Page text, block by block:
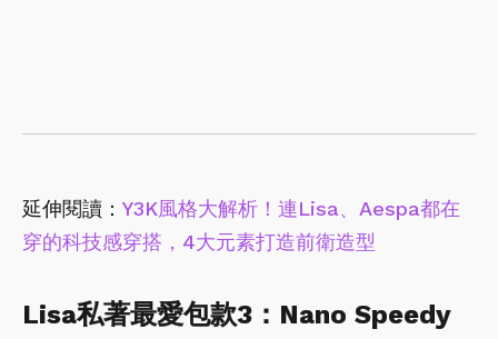
延伸閱讀： Y3K風格大解析！連Lisa、Aespa都在
穿的科技感穿搭，4大元素打造前衛造型
Lisa私著最愛包款3：Nano Speedy